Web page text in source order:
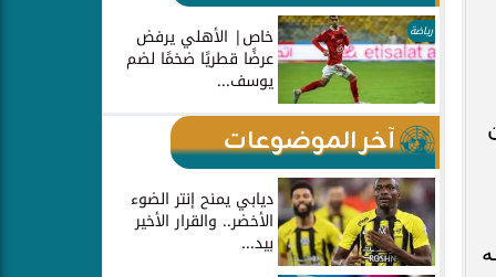
رياضة خاص| الأهلي يرفض
عرضًا قطريًا ضخمًا لضم
يوسف...
آخر الموضوعات
ديابي يمنح إنتر الضوء
الأخضر.. والقرار الأخير
بيد...